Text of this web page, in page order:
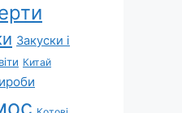
Закуски і
Китай